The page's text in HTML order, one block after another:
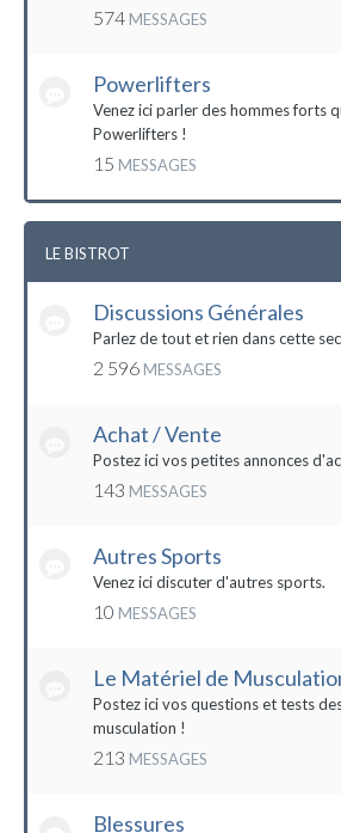
574 MESSAGES
Powerlifters
Venez ici parler des hommes forts
Powerlifters !
15 MESSAGES
LE BISTROT
Discussions Générales
Parlez de tout et rien dans cette
2 596 MESSAGES
Achat / Vente
Postez ici vos petites annonces
143 MESSAGES
Autres Sports
Venez ici discuter d'autres sports.
10 MESSAGES
Le Matériel de
Postez ici vos questions et tests
musculation !
213 MESSAGES
Blessures